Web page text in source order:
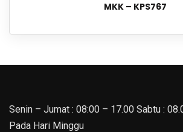
MKK – KPS767
Senin – Jumat : 08:00 – 17.00 Sabtu :
Pada Hari Minggu